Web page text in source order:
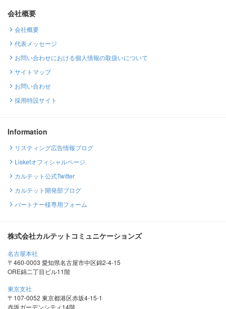
会社概要
会社概要
代表メッセージ
お問い合わせにおける個人情報の取扱いについて
サイトマップ
お問い合わせ
採用特設サイト
Information
リスティング広告情報ブログ
Lisketオフィシャルページ
カルテット公式Twitter
カルテット開発部ブログ
パートナー様専用フォーム
株式会社カルテットコミュニケーションズ
名古屋本社
〒460-0003 愛知県名古屋市中区錦2-4-15
ORE錦二丁目ビル11階
東京支社
〒107-0052 東京都港区赤坂4-15-1
赤坂ガーデンシティ14階